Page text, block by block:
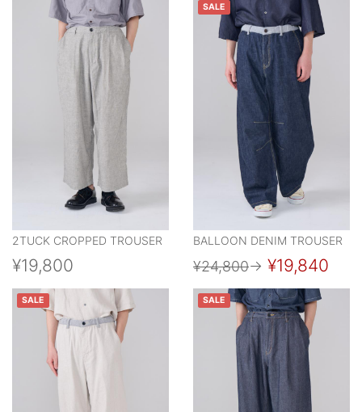
2TUCK CROPPED TROUSER
¥19,800
SALE
BALLOON DENIM TROUSER
¥24,800→ ¥19,840
SALE SALE